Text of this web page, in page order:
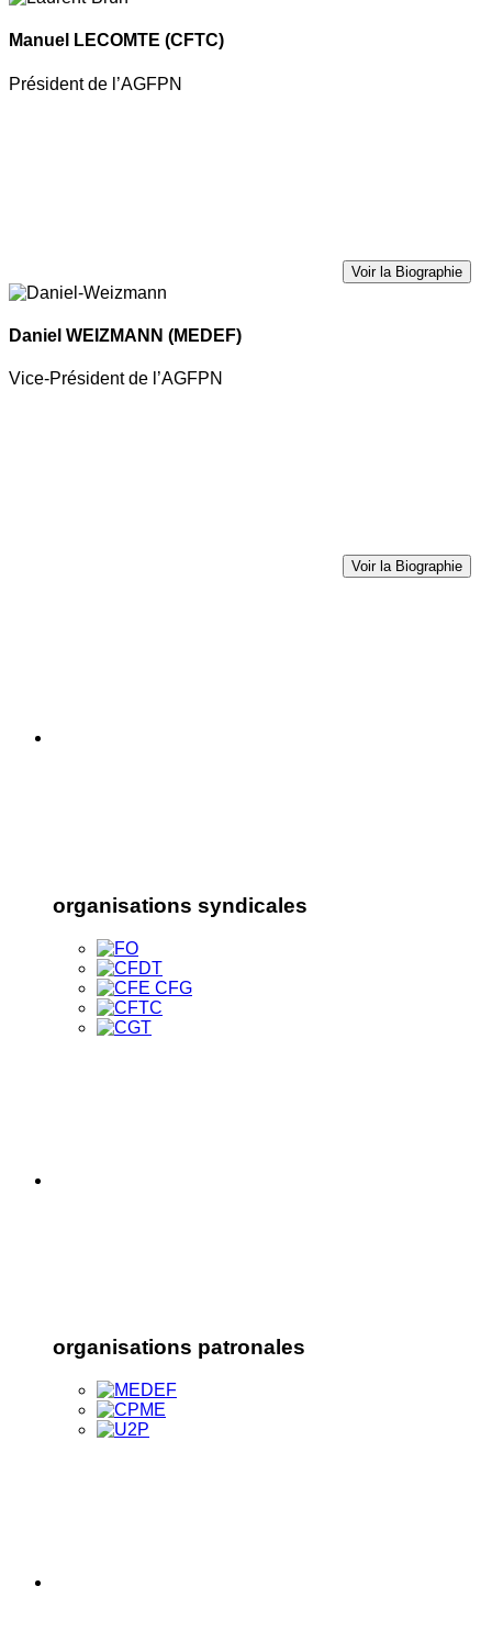
Manuel LECOMTE (CFTC)
Président de l’AGFPN
Voir la Biographie
Daniel WEIZMANN (MEDEF)
Vice-Président de l’AGFPN
Voir la Biographie
organisations syndicales
organisations patronales